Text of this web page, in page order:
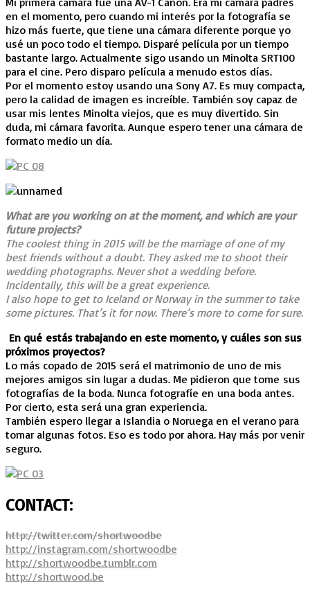
en el momento, pero cuando mi interés por la fotografía se
hizo más fuerte, que tiene una cámara diferente porque yo
usé un poco todo el tiempo. Disparé película por un tiempo
bastante largo. Actualmente sigo usando un Minolta SRT100
para el cine. Pero disparo película a menudo estos días.
Por el momento estoy usando una Sony A7. Es muy compacta,
pero la calidad de imagen es increíble. También soy capaz de
usar mis lentes Minolta viejos, que es muy divertido. Sin
duda, mi cámara favorita. Aunque espero tener una cámara de
formato medio un día.
What are you working on at the moment, and which are your
future projects?
The coolest thing in 2015 will be the marriage of one of my
best friends without a doubt. They asked me to shoot their
wedding photographs. Never shot a wedding before.
Incidentally, this will be a great experience.
I also hope to get to Iceland or Norway in the summer to take
some pictures. That’s it for now. There’s more to come for sure.
En qué estás trabajando en este momento, y cuáles son sus
próximos proyectos?
Lo más copado de 2015 será el matrimonio de uno de mis
mejores amigos sin lugar a dudas. Me pidieron que tome sus
fotografías de la boda. Nunca fotografíe en una boda antes.
Por cierto, esta será una gran experiencia.
También espero llegar a Islandia o Noruega en el verano para
tomar algunas fotos. Eso es todo por ahora. Hay más por venir
seguro.
CONTACT:
http://twitter.com/shortwoodbe
http://instagram.com/shortwoodbe
http://shortwoodbe.tumblr.com
http://shortwood.be